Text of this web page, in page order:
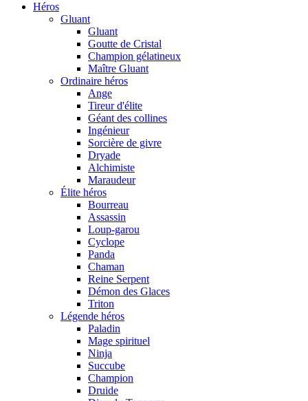
Héros
Gluant
Gluant
Goutte de Cristal
Champion gélatineux
Maître Gluant
Ordinaire héros
Ange
Tireur d'élite
Géant des collines
Ingénieur
Sorcière de givre
Dryade
Alchimiste
Maraudeur
Élite héros
Bourreau
Assassin
Loup-garou
Cyclope
Panda
Chaman
Reine Serpent
Démon des Glaces
Triton
Légende héros
Paladin
Mage spirituel
Ninja
Succube
Champion
Druide